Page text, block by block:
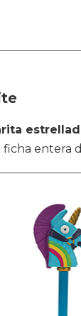
ficha entera